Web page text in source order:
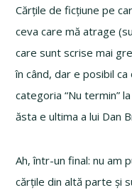
Cărțile de ficțiune pe
ceva care mă atrage
care sunt scrise mai
în când, dar e posibil
categoria “Nu termin”
ăsta e ultima a lui Dan
Ah, într-un final: nu am
cărțile din altă parte și